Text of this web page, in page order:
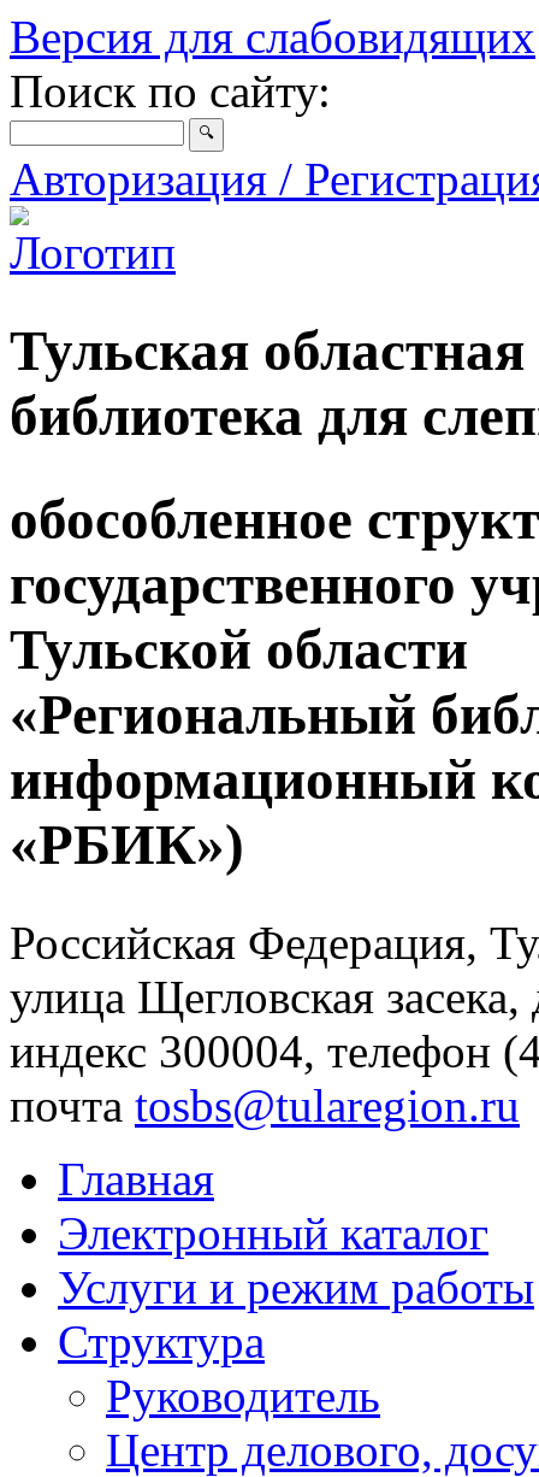
Версия для слабовидящих
Поиск по сайту:
Авторизация /
Тульская
библиотека для
обособленное
государственного
Тульской области
«Региональный
информационный
«РБИК»)
Российская Федерация,
улица Щегловская
индекс 300004, телефон
почта tosbs@tularegion.ru
Главная
Электронный каталог
Услуги и режим работы
Структура
Руководитель
Центр делового,